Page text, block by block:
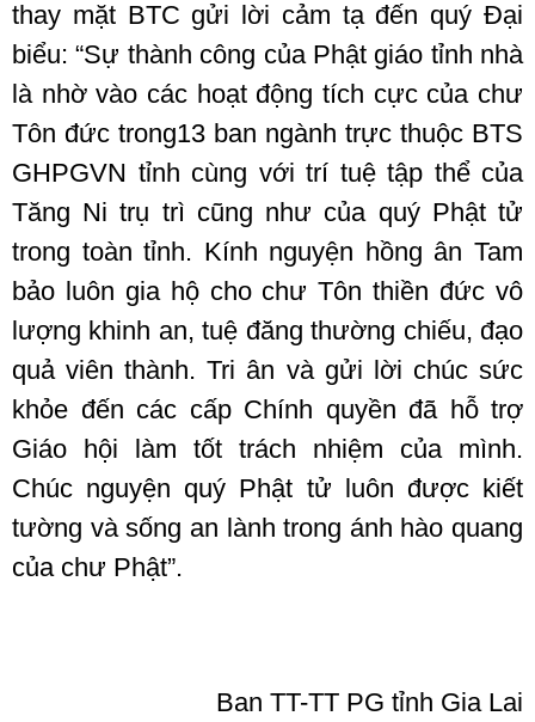
thay mặt BTC gửi lời cảm tạ đến quý Đại
biểu: “Sự thành công của Phật giáo tỉnh nhà
là nhờ vào các hoạt động tích cực của chư
Tôn đức trong13 ban ngành trực thuộc BTS
GHPGVN tỉnh cùng với trí tuệ tập thể của
Tăng Ni trụ trì cũng như của quý Phật tử
trong toàn tỉnh. Kính nguyện hồng ân Tam
bảo luôn gia hộ cho chư Tôn thiền đức vô
lượng khinh an, tuệ đăng thường chiếu, đạo
quả viên thành. Tri ân và gửi lời chúc sức
khỏe đến các cấp Chính quyền đã hỗ trợ
Giáo hội làm tốt trách nhiệm của mình.
Chúc nguyện quý Phật tử luôn được kiết
tường và sống an lành trong ánh hào quang
của chư Phật”.
Ban TT-TT PG tỉnh Gia Lai